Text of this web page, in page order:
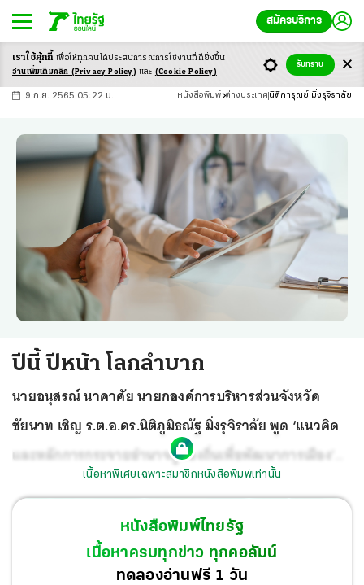
สมัครบริการ
-ก ก ก+
9 ก.ย. 2565 05:22 น. หนังสือพิมพ์ ต่างประเทศ นิติการุณย์ มิ่งรุจิราลัย
ปีนี้ ปีหน้า โลกลำบาก
นายอนุสรณ์ นาคาศัย นายกองค์การบริหารส่วนจังหวัด
ชัยนาท เชิญ ร.ต.อ.ดร.นิติภูมิธณัฐ มิ่งรุจิราลัย พูด ‘แนวคิด
และหลักการกระจายอำนาจสู่ท้องถิ่นเพื่อพัฒนาการเมือง’
ให้ผู้บริหาร สมาชิกสภา ข้าราชการ กำนัน ผู้ใหญ่บ้าน ผู้นำ
ชุมชน และประชาชนในชัยนาท 200 คน 10.00-12.00 น. ศุกร์
วันนี้ ที่โรงแรมเจ้าพระยา ธาราริเวอร์ไซด์ อ.เมือง จ.ชัยนาท
เนื้อหาพิเศษเฉพาะสมาชิกหนังสือพิมพ์เท่านั้น
หนังสือพิมพ์ไทยรัฐ
เนื้อหาครบทุกข่าว ทุกคอลัมน์
ทดลองอ่านฟรี 1 วัน
เราใช้คุ้กกี้ เพื่อให้ทุกคนได้ประสบการณ์การใช้งานที่ดียิ่งขึ้น
อ่านเพิ่มเติมคลิก (Privacy Policy) และ (Cookie Policy)
รับทราบ